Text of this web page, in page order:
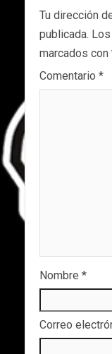
Tu dirección
publicada.
marcados con
Comentario *
Nombre *
Correo